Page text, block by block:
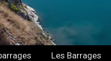
Les Barrages